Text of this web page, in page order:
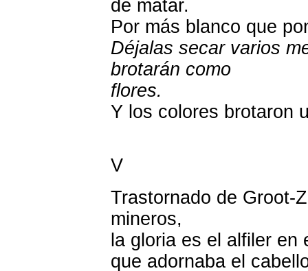
de matar.
Por más blanco que
Déjalas secar varios
brotarán como
flores.
Y los colores brotaron
V
Trastornado de Groot-
mineros,
la gloria es el alfiler
que adornaba el